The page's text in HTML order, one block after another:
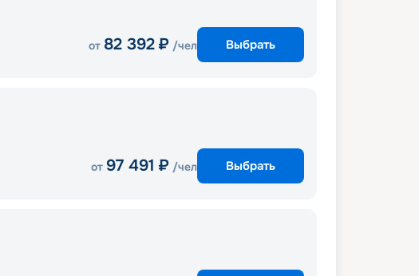
от 82 392 ₽ /чел Выбрать
от 97 491 ₽ /чел Выбрать